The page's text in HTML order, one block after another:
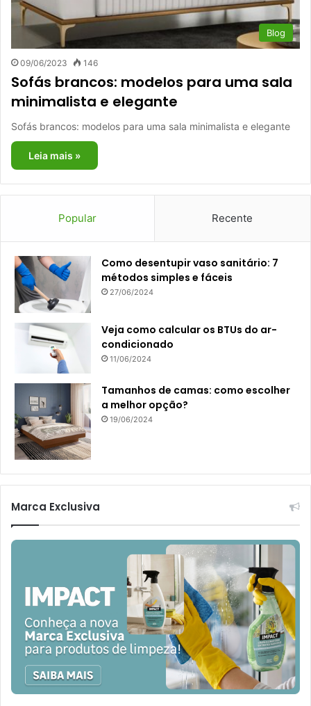
Blog
09/06/2023 146
Sofás brancos: modelos para uma sala
minimalista e elegante
Sofás brancos: modelos para uma sala minimalista e elegante
Leia mais »
Popular Recente
Como desentupir vaso sanitário: 7
métodos simples e fáceis
27/06/2024
Veja como calcular os BTUs do ar-
condicionado
11/06/2024
Tamanhos de camas: como escolher
a melhor opção?
19/06/2024
Marca Exclusiva